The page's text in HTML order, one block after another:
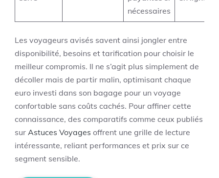
nécessaires
Les voyageurs avisés savent ainsi jongler entre
disponibilité, besoins et tarification pour choisir le
meilleur compromis. Il ne s’agit plus simplement de
décoller mais de partir malin, optimisant chaque
euro investi dans son bagage pour un voyage
confortable sans coûts cachés. Pour affiner cette
connaissance, des comparatifs comme ceux publiés
sur Astuces Voyages offrent une grille de lecture
intéressante, reliant performances et prix sur ce
segment sensible.